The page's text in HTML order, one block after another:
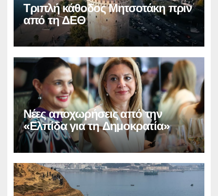
Τριπλή κάθοδος Μητσοτάκη πριν
από τη ΔΕΘ
Νέες αποχωρήσεις από την
«Ελπίδα για τη Δημοκρατία»